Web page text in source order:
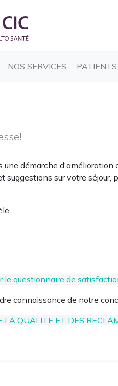
(CURRENT)
NOS SERVICES (CURRENT)
une démarche
sur votre séjour,
le questionnaire de
connaissance de notre
LA QUALITE ET DES
Clinique
au 16 août